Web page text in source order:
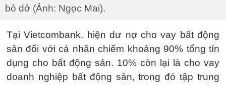
bỏ dở (Ảnh: Ngọc Mai).
Tại Vietcombank, hiện dư nợ cho vay bất động
sản đối với cá nhân chiếm khoảng 90% tổng tín
dụng cho bất động sản. 10% còn lại là cho vay
doanh nghiệp bất động sản, trong đó tập trung